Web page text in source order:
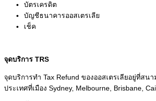
บัตรเครดิต
บัญชีธนาคารออสเตรเลีย
เช็ค
จุดบริการ TRS
จุดบริการทำ Tax Refund ของออสเตรเลียอยู่ที่สน
ประเทศที่เมือง Sydney, Melbourne, Brisbane,